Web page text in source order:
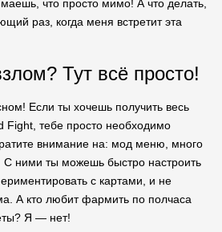
что просто мимо! А что делать,
раз, когда меня встретит эта
Тут всё просто!
Если ты хочешь получить весь
Fight, тебе просто необходимо
внимание на: мод меню, много
С ними ты можешь быстро настроить
с картами, и не
А кто любит фармить по полчаса
Я — нет!